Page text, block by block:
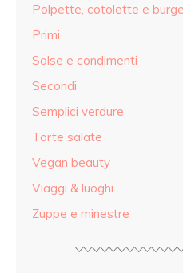
Polpette, cotolette e
Primi
Salse e condimenti
Secondi
Semplici verdure
Torte salate
Vegan beauty
Viaggi & luoghi
Zuppe e minestre